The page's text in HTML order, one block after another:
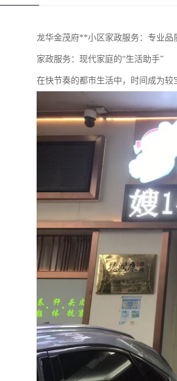
龙华金茂府**小区家政服务：专业品
家政服务：现代家庭的“生活助手”
在快节奏的都市生活中，时间成为较